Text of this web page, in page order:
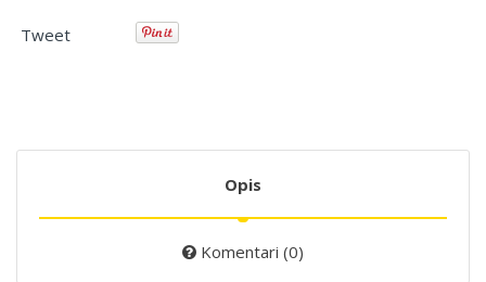
Tweet
Opis
Komentari (0)